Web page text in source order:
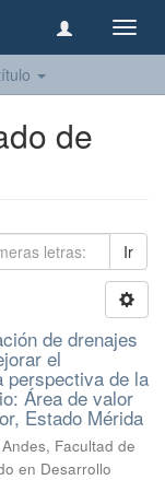
de
Ir
de drenajes
el
perspectiva de la
Área de valor
Estado Mérida
Facultad de
en Desarrollo